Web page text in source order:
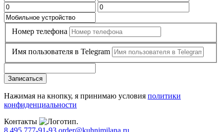
Номер телефона
Имя пользователя в Telegram
Записаться
Нажимая на кнопку, я принимаю условия политики
конфиденциальности
Контакты
8 495 777-91-93 order@kuhnimilana.ru